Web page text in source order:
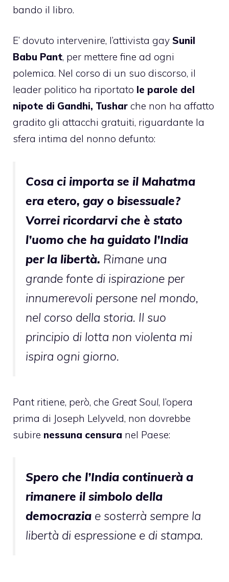
bando il libro.
E’ dovuto intervenire, l’attivista gay Sunil
Babu Pant, per mettere fine ad ogni
polemica. Nel corso di un suo discorso, il
leader politico ha riportato le parole del
nipote di Gandhi, Tushar che non ha affatto
gradito gli attacchi gratuiti, riguardante la
sfera intima del nonno defunto:
Cosa ci importa se il Mahatma
era etero, gay o bisessuale?
Vorrei ricordarvi che è stato
l’uomo che ha guidato l’India
per la libertà. Rimane una
grande fonte di ispirazione per
innumerevoli persone nel mondo,
nel corso della storia. Il suo
principio di lotta non violenta mi
ispira ogni giorno.
Pant ritiene, però, che Great Soul, l’opera
prima di Joseph Lelyveld, non dovrebbe
subire nessuna censura nel Paese:
Spero che l’India continuerà a
rimanere il simbolo della
democrazia e sosterrà sempre la
libertà di espressione e di stampa.